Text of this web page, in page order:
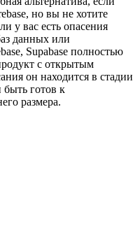
альтернатива, если
но вы не хотите
у вас есть опасения
данных или
Supabase полностью
с открытым
он находится в стадии
готов к
размера.